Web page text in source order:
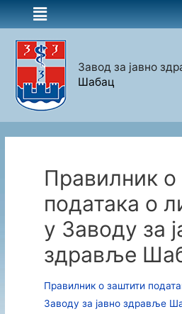
Завод за јавно
Шабац
Правилник о
података о
у Заводу за
здравље
Правилник о заштити
Заводу за јавно здравље